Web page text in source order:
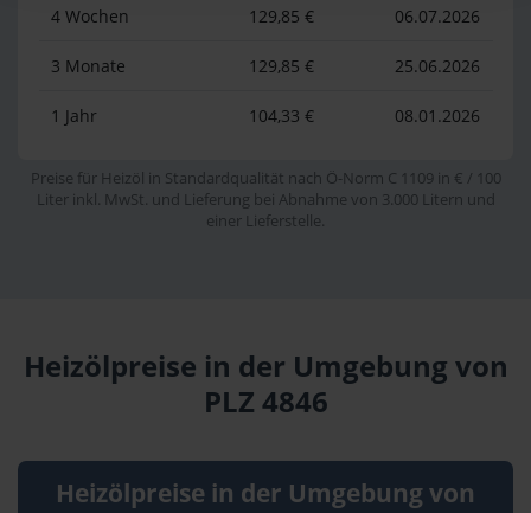
4 Wochen 129,85 € 06.07.2026
3 Monate 129,85 € 25.06.2026
1 Jahr 104,33 € 08.01.2026
Preise für Heizöl in Standardqualität nach Ö-Norm C 1109 in € / 100
Liter inkl. MwSt. und Lieferung bei Abnahme von 3.000 Litern und
einer Lieferstelle.
Heizölpreise in der Umgebung von
PLZ 4846
Heizölpreise in der Umgebung von